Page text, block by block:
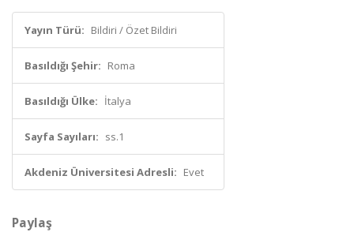
Yayın Türü: Bildiri / Özet Bildiri
Basıldığı Şehir: Roma
Basıldığı Ülke: İtalya
Sayfa Sayıları: ss.1
Akdeniz Üniversitesi Adresli: Evet
Paylaş